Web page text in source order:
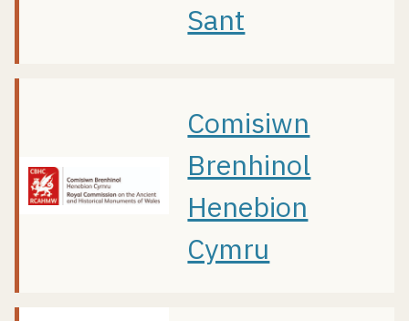
Sant
Comisiwn
Brenhinol
Henebion
Cymru